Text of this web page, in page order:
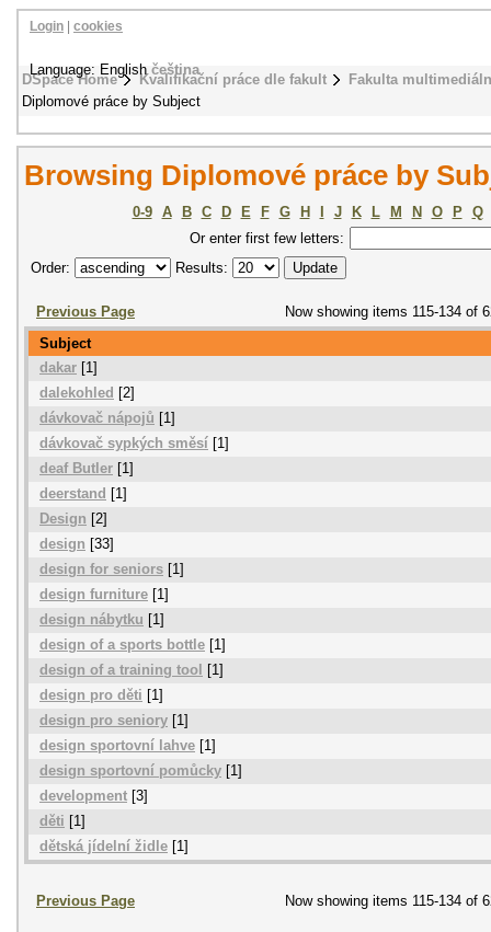
DSpace Home Kvalifikační práce dle fakult
Fakulta
Diplomové práce by Subject
Login cookies
Language: Englishčeština
Browsing Diplomové práce by
0-9 A B C D E F G H J K L M N O P
Q
Or enter first few letters:
Order:
Results:
Previous Page
Now showing items 115-134 of
Subject
dakar [1]
dalekohled [2]
dávkovač nápojů [1]
dávkovač sypkých směsí [1]
deaf Butler [1]
deerstand [1]
Design [2]
design [33]
design for seniors [1]
design furniture [1]
design nábytku [1]
design of a sports bottle [1]
design of a training tool
[1]
design pro děti [1]
design pro seniory [1]
design sportovní lahve [1]
design sportovní pomůcky [1]
development [3]
děti [1]
dětská jídelní židle [1]
Previous Page Now showing items 115-134 of